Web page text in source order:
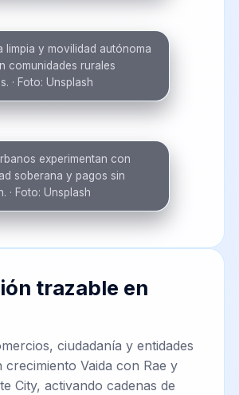
limpia y movilidad autónoma
comunidades rurales
· Foto: Unsplash
experimentan con
soberana y pagos sin
· Foto: Unsplash
trazable en
ciudadanía y entidades
crecimiento Vaida con Rae y
City, activando cadenas de